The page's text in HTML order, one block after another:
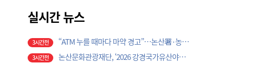
실시간 뉴스
8시간전
3시간전 “ATM 누를 때마다 마약 경고”…논산署·농협, 생활밀착형 범죄 차단 맞손
3시간전 논산문화관광재단, ‘2026 강경국가유산야행’ 도슨트 투어 운영